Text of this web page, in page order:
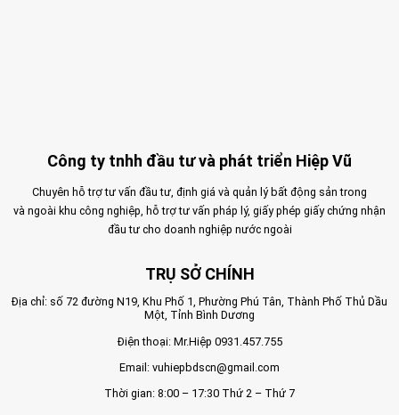
Công ty tnhh đầu tư và phát triển Hiệp Vũ
Chuyên hỗ trợ tư vấn đầu tư, định giá và quản lý bất động sản trong
và ngoài khu công nghiệp, hỗ trợ tư vấn pháp lý, giấy phép giấy chứng nhận
đầu tư cho doanh nghiệp nước ngoài
TRỤ SỞ CHÍNH
Địa chỉ: số 72 đường N19, Khu Phố 1, Phường Phú Tân, Thành Phố Thủ Dầu
Một, Tỉnh Bình Dương
Điện thoại: Mr.Hiệp 0931.457.755
Email: vuhiepbdscn@gmail.com
Thời gian: 8:00 – 17:30 Thứ 2 – Thứ 7